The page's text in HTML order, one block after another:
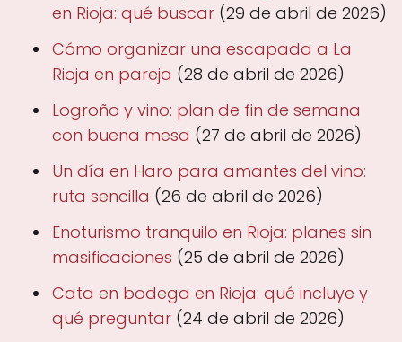
en Rioja: qué buscar (29 de abril de 2026)
Cómo organizar una escapada a La
Rioja en pareja (28 de abril de 2026)
Logroño y vino: plan de fin de semana
con buena mesa (27 de abril de 2026)
Un día en Haro para amantes del vino:
ruta sencilla (26 de abril de 2026)
Enoturismo tranquilo en Rioja: planes sin
masificaciones (25 de abril de 2026)
Cata en bodega en Rioja: qué incluye y
qué preguntar (24 de abril de 2026)